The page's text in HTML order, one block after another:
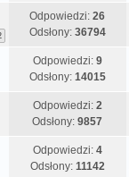
Odpowiedzi:26
Odsłony: 36794
Odpowiedzi: 9
Odsłony: 14015
Odpowiedzi: 2
Odsłony:9857
Odpowiedzi: 4
Odsłony: 11142